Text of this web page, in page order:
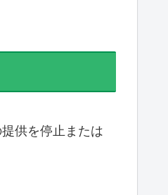
供を停止または